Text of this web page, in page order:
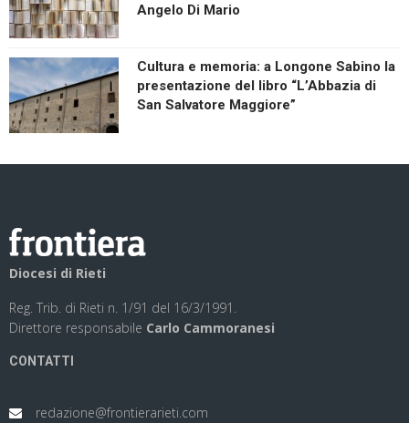
Angelo Di Mario
Cultura e memoria: a Longone Sabino la
presentazione del libro “L’Abbazia di
San Salvatore Maggiore”
Diocesi di Rieti
Reg. Trib. di Rieti n. 1/91 del 16/3/1991.
Direttore responsabile Carlo Cammoranesi
CONTATTI
redazione@frontierarieti.com